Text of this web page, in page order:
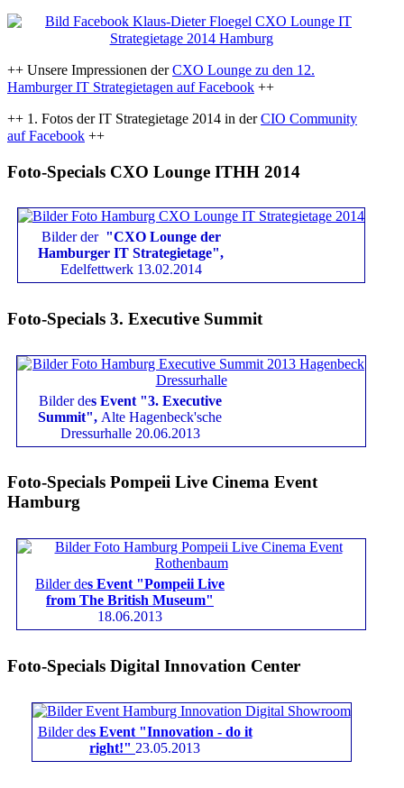
++ Unsere Impressionen derCXO Lounge zu den 12.
Hamburger IT Strategietagen auf Facebook ++
++ 1. Fotos der IT Strategietage 2014 in derCIO Community
auf Facebook ++
Foto-Specials CXO Lounge ITHH 2014
Bilder der "CXO Lounge der
Hamburger IT Strategietage",
Edelfettwerk 13.02.2014
Foto-Specials 3. Executive Summit
Bilder des Event "3. Executive
Summit", Alte Hagenbeck'sche
Dressurhalle 20.06.2013
Foto-Specials Pompeii Live Cinema Event
Hamburg
Bilder des Event "Pompeii Live
from The British Museum"
18.06.2013
Foto-Specials Digital Innovation Center
Bilder des Event "Innovation - do it
right!" 23.05.2013